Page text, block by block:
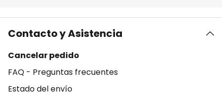
Contacto y Asistencia
Cancelar pedido
FAQ - Preguntas frecuentes
Estado del envío